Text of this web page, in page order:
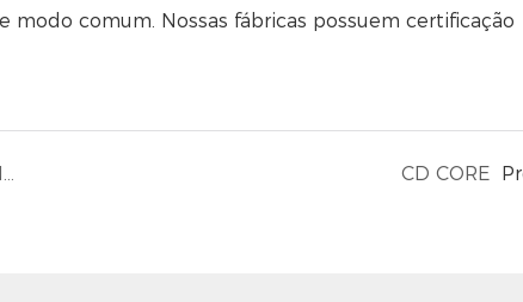
comum. Nossas fábricas possuem certificação
Sobre a TRANSMART Feliz Aniversário, TRANSMART! CD CORE